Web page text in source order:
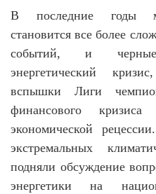
В последние годы
становится все более
событий, и черные
энергетический
вспышки Лиги
финансового
экономической
экстремальных
подняли обсуждение
энергетики на